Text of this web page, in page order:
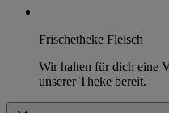
Frischetheke Fleisch
Wir halten für dich eine
unserer Theke bereit.